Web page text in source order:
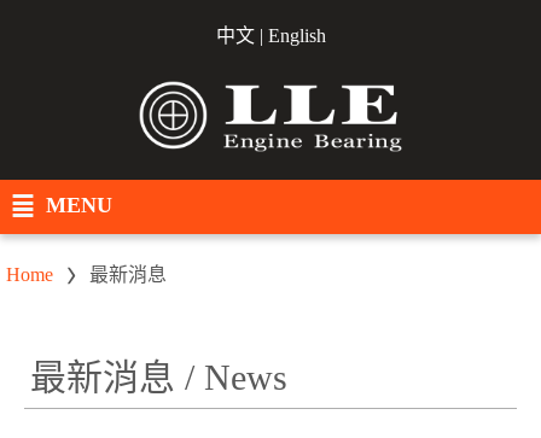
中文| English
MENU
Home 最新消息
最新消息 / News